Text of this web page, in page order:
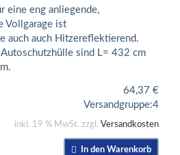
eine eng anliegende,
Vollgarage ist
auch auch Hitzereflektierend.
Autoschutzhülle sind L= 432 cm
64,37 €
Versandgruppe:4
inkl. 19 % MwSt. zzgl. Versandkosten
In den Warenkorb